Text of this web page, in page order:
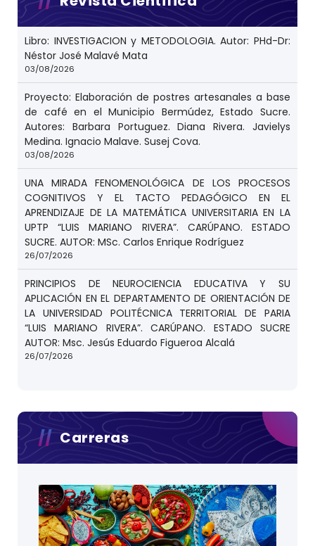
Libro: INVESTIGACION y METODOLOGIA. Autor: PHd-Dr:
Néstor José Malavé Mata
03/08/2026
Proyecto: Elaboración de postres artesanales a base
de café en el Municipio Bermúdez, Estado Sucre.
Autores: Barbara Portuguez. Diana Rivera. Javielys
Medina. Ignacio Malave. Susej Cova.
03/08/2026
UNA MIRADA FENOMENOLÓGICA DE LOS PROCESOS
COGNITIVOS Y EL TACTO PEDAGÓGICO EN EL
APRENDIZAJE DE LA MATEMÁTICA UNIVERSITARIA EN LA
UPTP “LUIS MARIANO RIVERA”. CARÚPANO. ESTADO
SUCRE. AUTOR: MSc. Carlos Enrique Rodríguez
26/07/2026
PRINCIPIOS DE NEUROCIENCIA EDUCATIVA Y SU
APLICACIÓN EN EL DEPARTAMENTO DE ORIENTACIÓN DE
LA UNIVERSIDAD POLITÉCNICA TERRITORIAL DE PARIA
“LUIS MARIANO RIVERA”. CARÚPANO. ESTADO SUCRE
AUTOR: Msc. Jesús Eduardo Figueroa Alcalá
26/07/2026
Carreras